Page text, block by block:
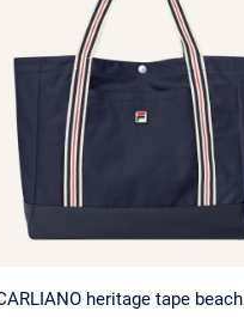
heritage tape